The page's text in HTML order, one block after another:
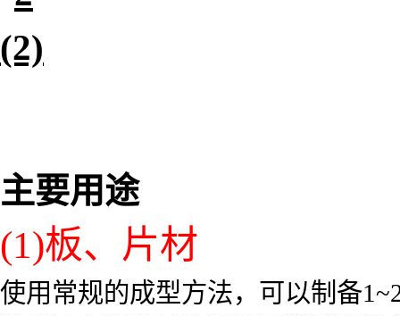
主要用途
(1)板、片材
使用常规的成型方法，可以制备